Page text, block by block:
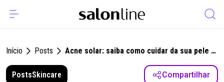
Início Posts
Acne solar: saiba como cuidar da sua pele e
evitar as espinhas no verão
PostsSkincare Compartilhar